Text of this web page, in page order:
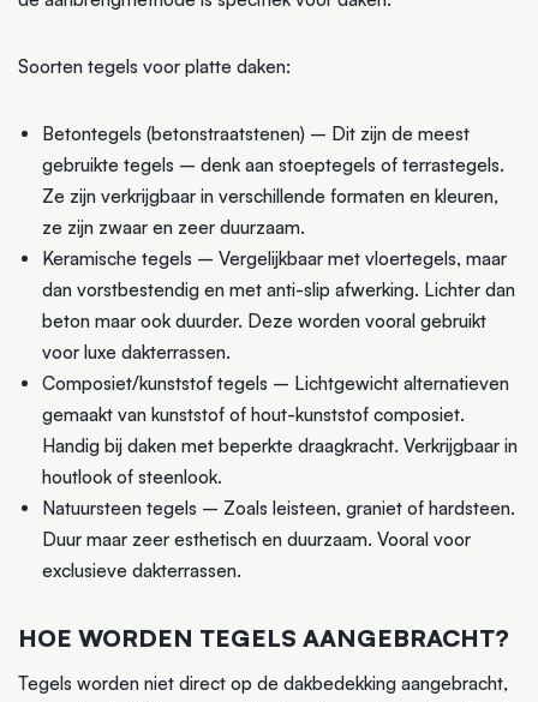
Soorten tegels voor platte daken:
Betontegels (betonstraatstenen) – Dit zijn de meest
gebruikte tegels – denk aan stoeptegels of terrastegels.
Ze zijn verkrijgbaar in verschillende formaten en kleuren,
ze zijn zwaar en zeer duurzaam.
Keramische tegels – Vergelijkbaar met vloertegels, maar
dan vorstbestendig en met anti-slip afwerking. Lichter dan
beton maar ook duurder. Deze worden vooral gebruikt
voor luxe dakterrassen.
Composiet/kunststof tegels – Lichtgewicht alternatieven
gemaakt van kunststof of hout-kunststof composiet.
Handig bij daken met beperkte draagkracht. Verkrijgbaar in
houtlook of steenlook.
Natuursteen tegels – Zoals leisteen, graniet of hardsteen.
Duur maar zeer esthetisch en duurzaam. Vooral voor
exclusieve dakterrassen.
HOE WORDEN TEGELS AANGEBRACHT?
Tegels worden niet direct op de dakbedekking aangebracht,